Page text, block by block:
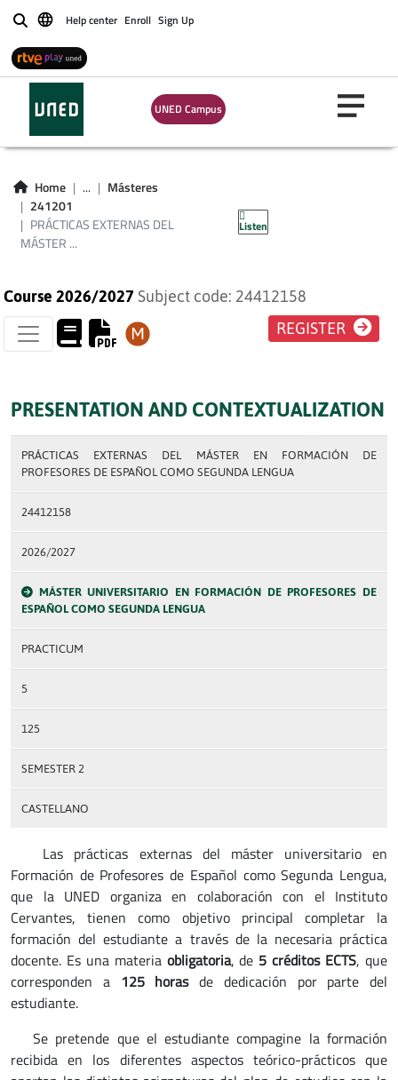
BuscarHelp center Enroll Sign Up
UNED Campus
Home ...
Másteres
241201
PRÁCTICAS EXTERNAS DEL
MÁSTER ...
Listen
EXTERNAS DEL
MÁSTER EN
FORMACIÓN DE
PROFESORES DE
ESPAÑOL COMO
SEGUNDA LENGUA
Course 2026/2027 Subject code: 24412158
REGISTER
PRESENTATION AND CONTEXTUALIZATION
PRÁCTICAS EXTERNAS DEL MÁSTER EN FORMACIÓN DE
PROFESORES DE ESPAÑOL COMO SEGUNDA LENGUA
24412158
2026/2027
MÁSTER UNIVERSITARIO EN FORMACIÓN DE PROFESORES DE
ESPAÑOL COMO SEGUNDA LENGUA
PRACTICUM
5
125
SEMESTER 2
CASTELLANO
Las prácticas externas del máster universitario en
Formación de Profesores de Español como Segunda Lengua,
que la UNED organiza en colaboración con el Instituto
Cervantes, tienen como objetivo principal completar la
formación del estudiante a través de la necesaria práctica
docente. Es una materia obligatoria, de 5 créditos ECTS, que
corresponden a 125 horasde dedicación por parte del
estudiante.
Se pretende que el estudiante compagine la formación
recibida en los diferentes aspectos teórico-prácticos que